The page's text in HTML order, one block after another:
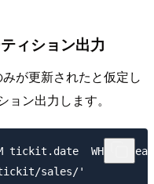
ィション出力
が更新されたと仮定し
ン出力します。
tickit.date  WHERE
tickit/sales/'